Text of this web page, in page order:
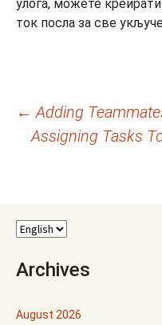
улога, можете
ток посла за све
Post
navigation
← Adding
Assigning Tasks
Archives
August 2026